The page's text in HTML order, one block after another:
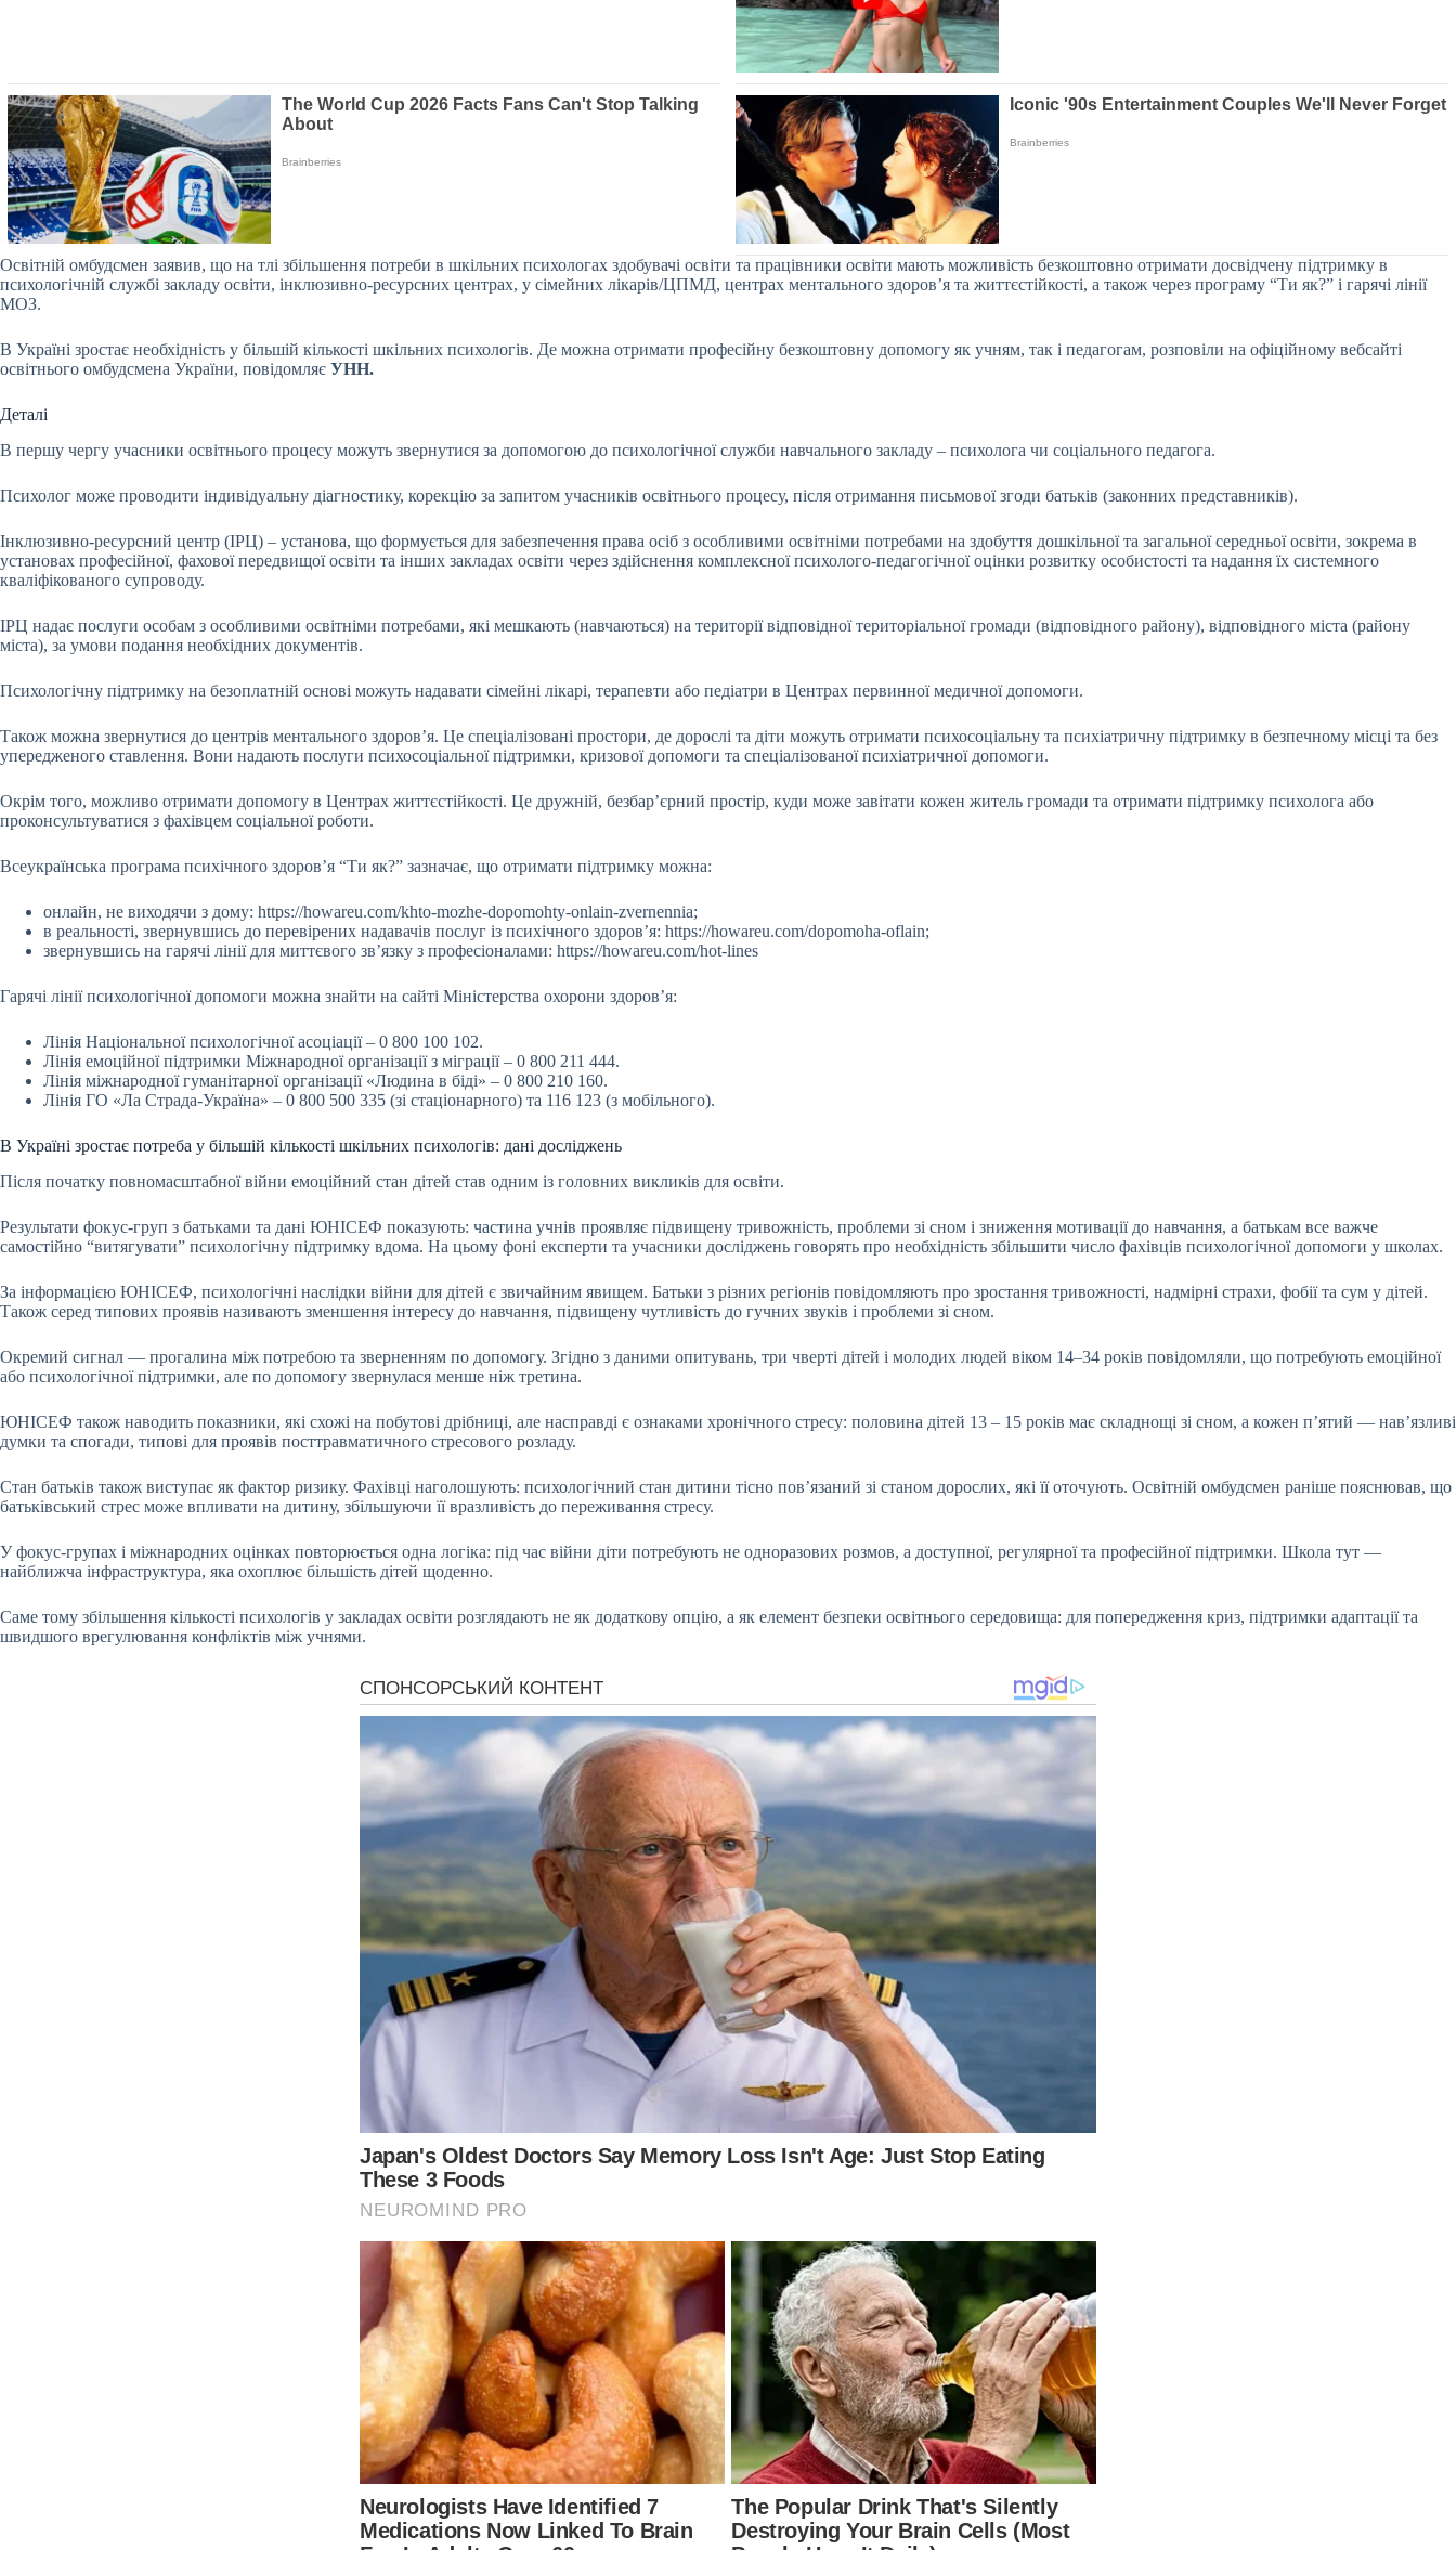
Освітній омбудсмен заявив, що на тлі збільшення потреби в шкільних психологах здобувачі освіти та працівники освіти мають можливість безкоштовно отримати досвідчену підтримку в
психологічній службі закладу освіти, інклюзивно-ресурсних центрах, у сімейних лікарів/ЦПМД, центрах ментального здоров’я та життєстійкості, а також через програму “Ти як?” і гарячі лінії
МОЗ.
В Україні зростає необхідність у більшій кількості шкільних психологів. Де можна отримати професійну безкоштовну допомогу як учням, так і педагогам, розповіли на офіційному вебсайті
освітнього омбудсмена України, повідомляє УНН.
Деталі
В першу чергу учасники освітнього процесу можуть звернутися за допомогою до психологічної служби навчального закладу – психолога чи соціального педагога.
Психолог може проводити індивідуальну діагностику, корекцію за запитом учасників освітнього процесу, після отримання письмової згоди батьків (законних представників).
Інклюзивно-ресурсний центр (ІРЦ) – установа, що формується для забезпечення права осіб з особливими освітніми потребами на здобуття дошкільної та загальної середньої освіти, зокрема в
установах професійної, фахової передвищої освіти та інших закладах освіти через здійснення комплексної психолого-педагогічної оцінки розвитку особистості та надання їх системного
кваліфікованого супроводу.
ІРЦ надає послуги особам з особливими освітніми потребами, які мешкають (навчаються) на території відповідної територіальної громади (відповідного району), відповідного міста (району
міста), за умови подання необхідних документів.
Психологічну підтримку на безоплатній основі можуть надавати сімейні лікарі, терапевти або педіатри в Центрах первинної медичної допомоги.
Також можна звернутися до центрів ментального здоров’я. Це спеціалізовані простори, де дорослі та діти можуть отримати психосоціальну та психіатричну підтримку в безпечному місці та без
упередженого ставлення. Вони надають послуги психосоціальної підтримки, кризової допомоги та спеціалізованої психіатричної допомоги.
Окрім того, можливо отримати допомогу в Центрах життєстійкості. Це дружній, безбар’єрний простір, куди може завітати кожен житель громади та отримати підтримку психолога або
проконсультуватися з фахівцем соціальної роботи.
Всеукраїнська програма психічного здоров’я “Ти як?” зазначає, що отримати підтримку можна:
онлайн, не виходячи з дому: https://howareu.com/khto-mozhe-dopomohty-onlain-zvernennia;
в реальності, звернувшись до перевірених надавачів послуг із психічного здоров’я: https://howareu.com/dopomoha-oflain;
звернувшись на гарячі лінії для миттєвого зв’язку з професіоналами: https://howareu.com/hot-lines
Гарячі лінії психологічної допомоги можна знайти на сайті Міністерства охорони здоров’я:
Лінія Національної психологічної асоціації – 0 800 100 102.
Лінія емоційної підтримки Міжнародної організації з міграції – 0 800 211 444.
Лінія міжнародної гуманітарної організації «Людина в біді» – 0 800 210 160.
Лінія ГО «Ла Страда-Україна» – 0 800 500 335 (зі стаціонарного) та 116 123 (з мобільного).
В Україні зростає потреба у більшій кількості шкільних психологів: дані досліджень
Після початку повномасштабної війни емоційний стан дітей став одним із головних викликів для освіти.
Результати фокус-груп з батьками та дані ЮНІСЕФ показують: частина учнів проявляє підвищену тривожність, проблеми зі сном і зниження мотивації до навчання, а батькам все важче
самостійно “витягувати” психологічну підтримку вдома. На цьому фоні експерти та учасники досліджень говорять про необхідність збільшити число фахівців психологічної допомоги у школах.
За інформацією ЮНІСЕФ, психологічні наслідки війни для дітей є звичайним явищем. Батьки з різних регіонів повідомляють про зростання тривожності, надмірні страхи, фобії та сум у дітей.
Також серед типових проявів називають зменшення інтересу до навчання, підвищену чутливість до гучних звуків і проблеми зі сном.
Окремий сигнал — прогалина між потребою та зверненням по допомогу. Згідно з даними опитувань, три чверті дітей і молодих людей віком 14–34 років повідомляли, що потребують емоційної
або психологічної підтримки, але по допомогу звернулася менше ніж третина.
ЮНІСЕФ також наводить показники, які схожі на побутові дрібниці, але насправді є ознаками хронічного стресу: половина дітей 13 – 15 років має складнощі зі сном, а кожен п’ятий — нав’язливі
думки та спогади, типові для проявів посттравматичного стресового розладу.
Стан батьків також виступає як фактор ризику. Фахівці наголошують: психологічний стан дитини тісно пов’язаний зі станом дорослих, які її оточують. Освітній омбудсмен раніше пояснював, що
батьківський стрес може впливати на дитину, збільшуючи її вразливість до переживання стресу.
У фокус-групах і міжнародних оцінках повторюється одна логіка: під час війни діти потребують не одноразових розмов, а доступної, регулярної та професійної підтримки. Школа тут —
найближча інфраструктура, яка охоплює більшість дітей щоденно.
Саме тому збільшення кількості психологів у закладах освіти розглядають не як додаткову опцію, а як елемент безпеки освітнього середовища: для попередження криз, підтримки адаптації та
швидшого врегулювання конфліктів між учнями.